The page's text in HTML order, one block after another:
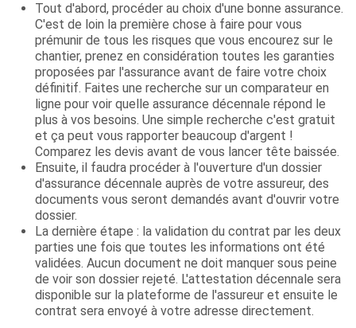
Tout d'abord, procéder au choix d'une bonne assurance.
C'est de loin la première chose à faire pour vous
prémunir de tous les risques que vous encourez sur le
chantier, prenez en considération toutes les garanties
proposées par l'assurance avant de faire votre choix
définitif. Faites une recherche sur un comparateur en
ligne pour voir quelle assurance décennale répond le
plus à vos besoins. Une simple recherche c'est gratuit
et ça peut vous rapporter beaucoup d'argent !
Comparez les devis avant de vous lancer tête baissée.
Ensuite, il faudra procéder à l'ouverture d'un dossier
d'assurance décennale auprès de votre assureur, des
documents vous seront demandés avant d'ouvrir votre
dossier.
La dernière étape : la validation du contrat par les deux
parties une fois que toutes les informations ont été
validées. Aucun document ne doit manquer sous peine
de voir son dossier rejeté. L'attestation décennale sera
disponible sur la plateforme de l'assureur et ensuite le
contrat sera envoyé à votre adresse directement.